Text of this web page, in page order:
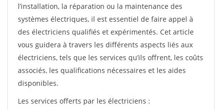
l’installation, la réparation ou la maintenance des
systèmes électriques, il est essentiel de faire appel à
des électriciens qualifiés et expérimentés. Cet article
vous guidera à travers les différents aspects liés aux
électriciens, tels que les services qu’ils offrent, les coûts
associés, les qualifications nécessaires et les aides
disponibles.
Les services offerts par les électriciens :